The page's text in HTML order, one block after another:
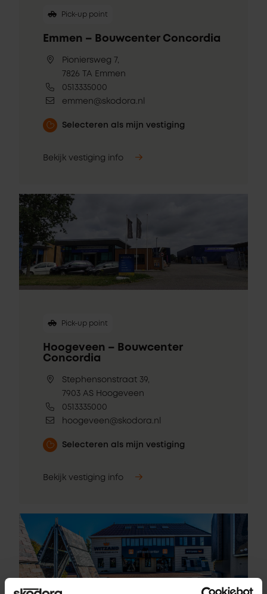
Pick-up point
Emmen – Bouwcenter Concordia
Pioniersweg 7,
7826 TA Emmen
0513335000
emmen@skodora.nl
Selecteren als mijn vestiging
Bekijk vestiging info
Pick-up point
Hoogeveen – Bouwcenter
Concordia
Stephensonstraat 39,
7903 AS Hoogeveen
0513335000
hoogeveen@skodora.nl
Selecteren als mijn vestiging
Bekijk vestiging info